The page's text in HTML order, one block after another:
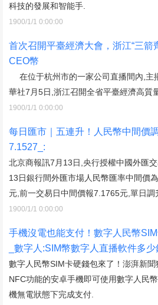
科技的發展和智能手.
1900/1/1 0:00:00
首次召開平臺經濟大會，浙江“三箭
CEO幣
在位于杭州市的一家公司直播間內,主
華社7月5日,浙江召開全省平臺經濟高質
1900/1/1 0:00:00
每日匯市｜五連升！人民幣中間價
7.1527_:
北京商報訊7月13日,央行授權中國外匯
13日銀行間外匯市場人民幣匯率中間價
元,前一交易日中間價報7.1765元,單日調
1900/1/1 0:00:00
手機沒電也能支付！數字人民幣
_數字人:SIM幣數字人直播軟件多少
數字人民幣SIM卡硬錢包來了！澎湃新
NFC功能的安卓手機即可使用數字人民
機無電狀態下完成支付.